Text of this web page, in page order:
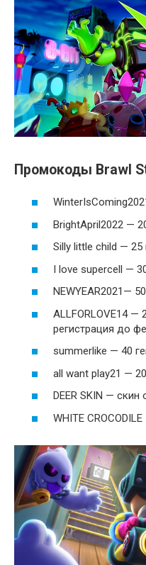
Промокоды Brawl
BrightApril2022 —
Silly little child — 25
I love supercell —
NEWYEAR2021—
ALLFORLOVE14 —
регистрация до
summerlike — 40
all want play21 —
DEER SKIN — скин
WHITE